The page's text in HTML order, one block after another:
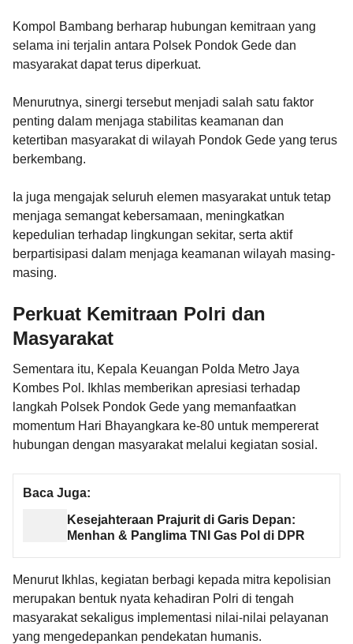
Kompol Bambang berharap hubungan kemitraan yang
selama ini terjalin antara Polsek Pondok Gede dan
masyarakat dapat terus diperkuat.
Menurutnya, sinergi tersebut menjadi salah satu faktor
penting dalam menjaga stabilitas keamanan dan
ketertiban masyarakat di wilayah Pondok Gede yang terus
berkembang.
Ia juga mengajak seluruh elemen masyarakat untuk tetap
menjaga semangat kebersamaan, meningkatkan
kepedulian terhadap lingkungan sekitar, serta aktif
berpartisipasi dalam menjaga keamanan wilayah masing-
masing.
Perkuat Kemitraan Polri dan
Masyarakat
Sementara itu, Kepala Keuangan Polda Metro Jaya
Kombes Pol. Ikhlas memberikan apresiasi terhadap
langkah Polsek Pondok Gede yang memanfaatkan
momentum Hari Bhayangkara ke-80 untuk mempererat
hubungan dengan masyarakat melalui kegiatan sosial.
Baca Juga:
Kesejahteraan Prajurit di Garis Depan:
Menhan & Panglima TNI Gas Pol di DPR
Menurut Ikhlas, kegiatan berbagi kepada mitra kepolisian
merupakan bentuk nyata kehadiran Polri di tengah
masyarakat sekaligus implementasi nilai-nilai pelayanan
yang mengedepankan pendekatan humanis.